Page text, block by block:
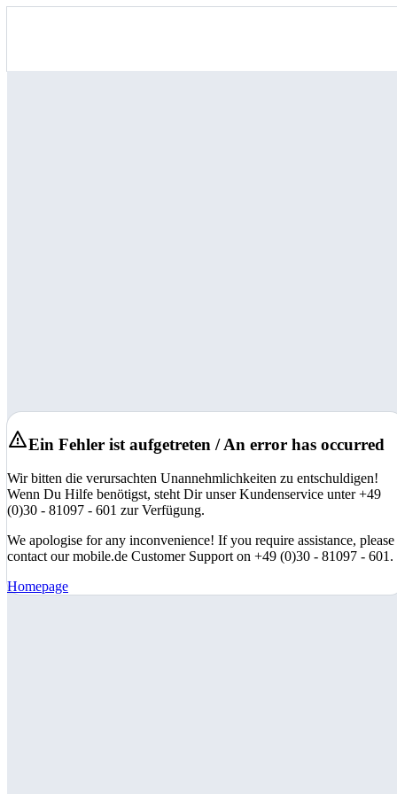
Ein Fehler ist aufgetreten / An error has occurred
Wir bitten die verursachten Unannehmlichkeiten zu entschuldigen!
Wenn Du Hilfe benötigst, steht Dir unser Kundenservice unter +49
(0)30 - 81097 - 601 zur Verfügung.
We apologise for any inconvenience! If you require assistance, please
contact our mobile.de Customer Support on +49 (0)30 - 81097 - 601.
Homepage